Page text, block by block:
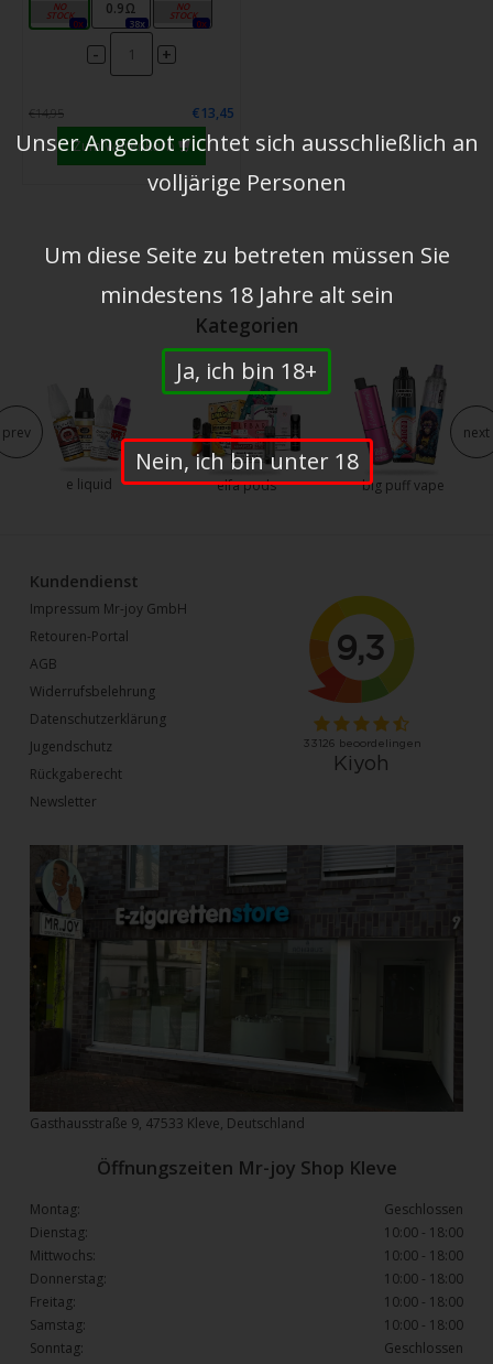
0.6Ω
0x
0.9Ω
38x
1.2Ω
0x
- +
€14,95
€13,45
Zum Warenkorb
Kategorien
e liquid elfa pods big puff vape
prev next
Kundendienst
Impressum Mr-joy GmbH
Retouren-Portal
AGB
Widerrufsbelehrung
Datenschutzerklärung
Jugendschutz
Rückgaberecht
Newsletter
Gasthausstraße 9, 47533 Kleve, Deutschland
Öffnungszeiten Mr-joy Shop Kleve
Montag:
Geschlossen
Dienstag:
10:00 - 18:00
Mittwochs:
10:00 - 18:00
Donnerstag:
10:00 - 18:00
Freitag:
10:00 - 18:00
Samstag:
10:00 - 18:00
Sonntag:
Geschlossen
Unser Angebot richtet sich ausschließlich an
volljärige Personen
Um diese Seite zu betreten müssen Sie
mindestens 18 Jahre alt sein
Ja, ich bin 18+
Nein, ich bin unter 18